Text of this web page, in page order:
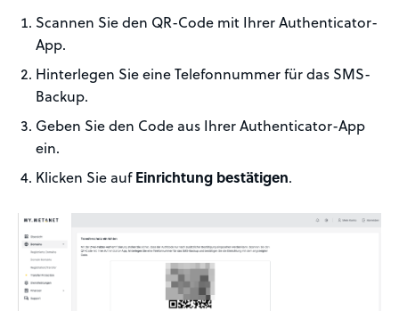
Scannen Sie den QR-Code mit Ihrer Authenticator-
App.
Hinterlegen Sie eine Telefonnummer für das SMS-
Backup.
Geben Sie den Code aus Ihrer Authenticator-App
ein.
Klicken Sie aufEinrichtung bestätigen.